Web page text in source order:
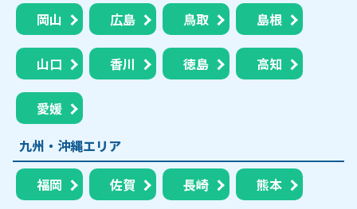
岡山 広島 鳥取 島根
山口 香川 徳島 高知
愛媛
九州・沖縄エリア
福岡 佐賀 長崎 熊本